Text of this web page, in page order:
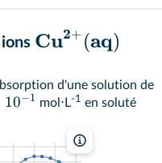
Cu2+ (aq)
d'une solution de
10−1 mol⋅L-1 en soluté